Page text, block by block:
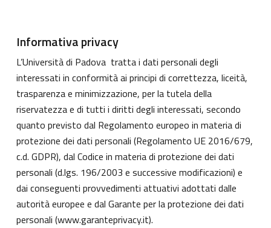
Informativa privacy
L’Università di Padova tratta i dati personali degli
interessati in conformità ai principi di correttezza, liceità,
trasparenza e minimizzazione, per la tutela della
riservatezza e di tutti i diritti degli interessati, secondo
quanto previsto dal Regolamento europeo in materia di
protezione dei dati personali (Regolamento UE 2016/679,
c.d. GDPR), dal Codice in materia di protezione dei dati
personali (d.lgs. 196/2003 e successive modificazioni) e
dai conseguenti provvedimenti attuativi adottati dalle
autorità europee e dal Garante per la protezione dei dati
personali (www.garanteprivacy.it).